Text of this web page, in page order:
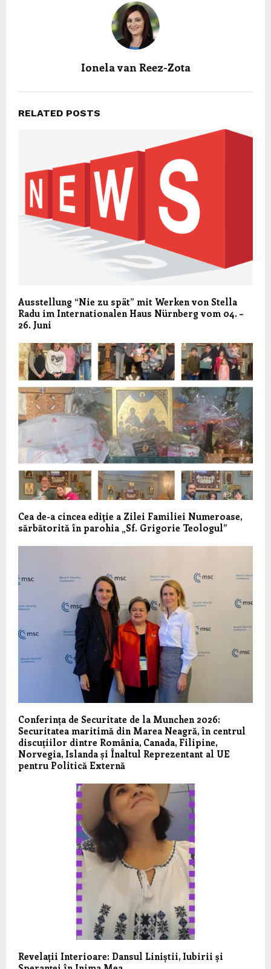
Ionela van Reez-Zota
RELATED POSTS
Ausstellung “Nie zu spät” mit Werken von Stella
Radu im Internationalen Haus Nürnberg vom 04. –
26. Juni
Cea de-a cincea ediţie a Zilei Familiei Numeroase,
sărbătorită în parohia „Sf. Grigorie Teologul”
Conferința de Securitate de la Munchen 2026:
Securitatea maritimă din Marea Neagră, în centrul
discuțiilor dintre România, Canada, Filipine,
Norvegia, Islanda și Înaltul Reprezentant al UE
pentru Politică Externă
Revelații Interioare: Dansul Liniștii, Iubirii și